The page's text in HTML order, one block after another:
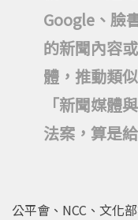
Google、臉
的新聞內容
體，推動類
「新聞媒體
法案，算是
公平會、NCC、文化